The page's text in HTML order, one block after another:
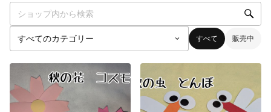
すべて 販売中